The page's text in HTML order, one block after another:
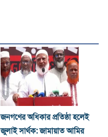
জনগণের অধিকার প্রতিষ্ঠা হলেই
জুলাই সার্থক: জামায়াত আমির